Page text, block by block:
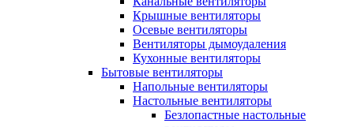
Крышные вентиляторы
Осевые вентиляторы
Вентиляторы дымоудаления
Кухонные вентиляторы
Бытовые вентиляторы
Напольные вентиляторы
Настольные вентиляторы
Безлопастные настольные